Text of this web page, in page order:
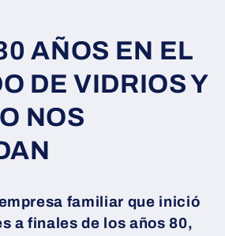
AÑOS EN EL
DE VIDRIOS Y
NOS
familiar que inició
a finales de los años 80,